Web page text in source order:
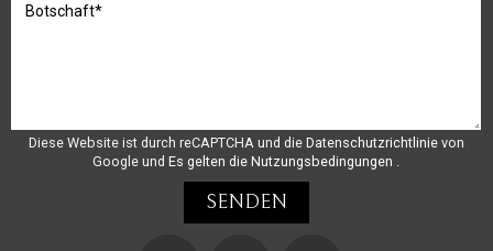
Diese Website ist durch reCAPTCHA und die Datenschutzrichtlinie von
Google und Es gelten die Nutzungsbedingungen .